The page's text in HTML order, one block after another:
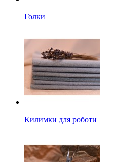
Голки
Килимки для роботи